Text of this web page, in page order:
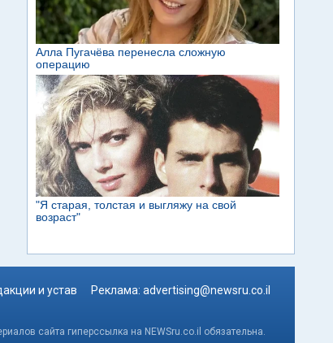
и устав Реклама: advertising@newsru.co.il
сайта гиперссылка на NEWSru.co.il обязательна.